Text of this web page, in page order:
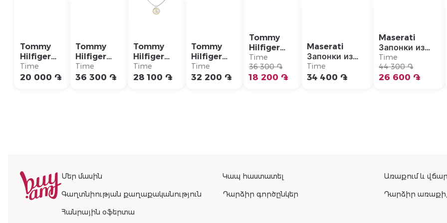
Tommy
Hilfiger
Кольцо/
2790621G
Time
20 000 ֏
Tommy
Hilfiger
Ожерелье/
2790673
Time
36 300 ֏
Tommy
Hilfiger
Ожерелье/
2790690
Time
28 100 ֏
Tommy
Hilfiger
Ожерелье/
2790577
Time
32 200 ֏
Tommy
Hilfiger
Ожерелье/
2790578
Time
36 300 ֏
18 200 ֏
Maserati
Запонки из
нержавеющей
стали/
Time
34 400 ֏
Maserati
Запонки из
нержавеющей
стали/
JM5249JD02
Time
44 300 ֏
26 600 ֏
Մեր մասին Կապ հաստատել
Առաքում և
Գաղտնիության քաղաքականություն
Դարձիր գործընկեր
Դարձիր
Հանրային օֆերտա